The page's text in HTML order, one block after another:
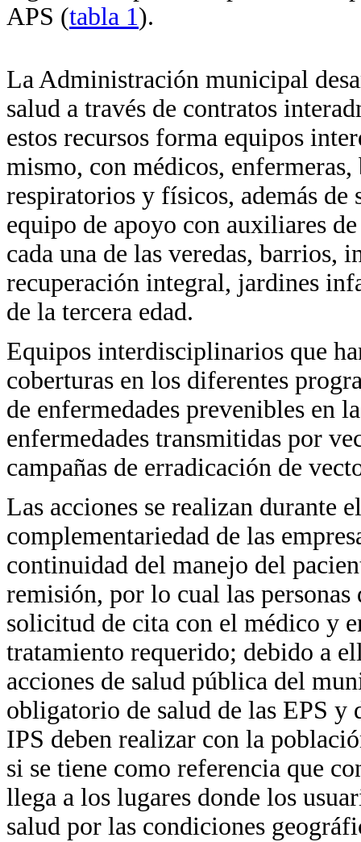
APS (tabla 1).
La Administración municipal
salud a través de contratos
estos recursos forma equipos
mismo, con médicos,
respiratorios y físicos, además de
equipo de apoyo con auxiliares
cada una de las veredas, barrios,
recuperación integral, jardines
de la tercera edad.
Equipos interdisciplinarios que
coberturas en los diferentes
de enfermedades prevenibles en
enfermedades transmitidas por
campañas de erradicación de
Las acciones se realizan durante
complementariedad de las
continuidad del manejo del
remisión, por lo cual las personas
solicitud de cita con el médico y
tratamiento requerido; debido a
acciones de salud pública del
obligatorio de salud de las EPS y
IPS deben realizar con la
si se tiene como referencia que
llega a los lugares donde los
salud por las condiciones